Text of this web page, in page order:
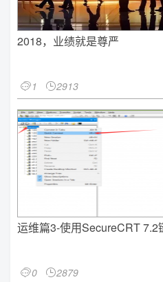
2018，业绩就是尊严
1 2913
运维篇3-使用SecureCRT 7.2
0 2879